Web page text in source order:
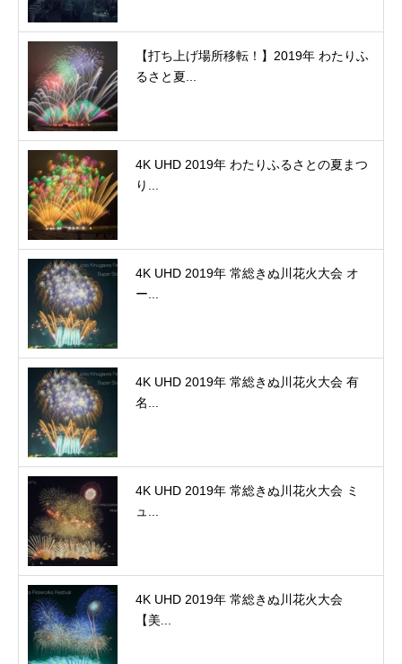
【打ち上げ場所移転！】2019年 わたりふ
るさと夏...
4K UHD 2019年 わたりふるさとの夏まつ
り...
4K UHD 2019年 常総きぬ川花火大会 オ
ー...
4K UHD 2019年 常総きぬ川花火大会 有
名...
4K UHD 2019年 常総きぬ川花火大会 ミ
ュ...
4K UHD 2019年 常総きぬ川花火大会
【美...